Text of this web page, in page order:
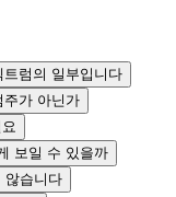
럼의 일부입니다
주가 아닌가
보일 수 있을까
않습니다